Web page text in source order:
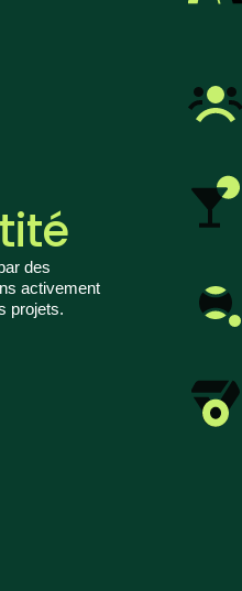
des
activement
projets.